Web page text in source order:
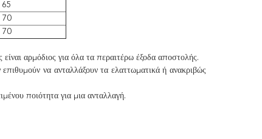
65
70
70
αρμόδιος για όλα τα περαιτέρω έξοδα αποστολής.
να ανταλλάξουν τα ελαττωματικά ή ανακριβώς
ποιότητα για μια ανταλλαγή.